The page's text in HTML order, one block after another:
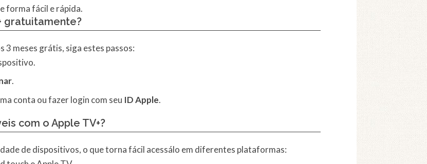
forma fácil e rápida.
gratuitamente?
3 meses grátis, siga estes passos:
.
conta ou fazer login com seu ID Apple.
com o Apple TV+?
de dispositivos, o que torna fácil acessálo em diferentes plataformas: